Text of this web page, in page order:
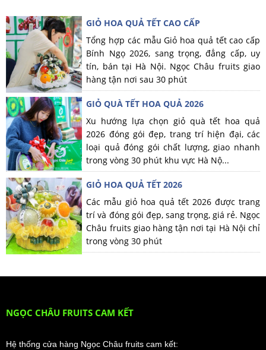
GIỎ HOA QUẢ TẾT CAO CẤP
Tổng hợp các mẫu Giỏ hoa quả tết cao cấp
Bính Ngọ 2026, sang trọng, đẳng cấp, uy
tín, bán tại Hà Nội. Ngọc Châu fruits giao
hàng tận nơi sau 30 phút
GIỎ QUÀ TẾT HOA QUẢ 2026
Xu hướng lựa chọn giỏ quà tết hoa quả
2026 đóng gói đẹp, trang trí hiện đại, các
loại quả đóng gói chất lượng, giao nhanh
trong vòng 30 phút khu vực Hà Nộ...
GIỎ HOA QUẢ TẾT 2026
Các mẫu giỏ hoa quả tết 2026 được trang
trí và đóng gói đẹp, sang trọng, giá rẻ. Ngọc
Châu fruits giao hàng tận nơi tại Hà Nội chỉ
trong vòng 30 phút
NGỌC CHÂU FRUITS CAM KẾT
Hệ thống cửa hàng Ngọc Châu fruits cam kết: